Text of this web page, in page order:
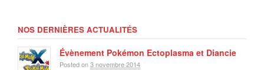
NOS DERNIÈRES ACTUALITÉS
Évènement Pokémon Ectoplasma et Diancie
Posted on3 novembre 2014